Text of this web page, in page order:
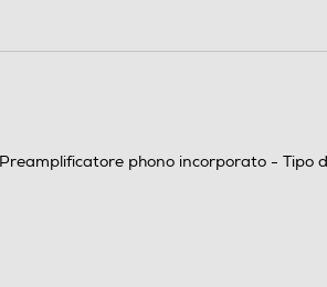
phono incorporato - Tipo